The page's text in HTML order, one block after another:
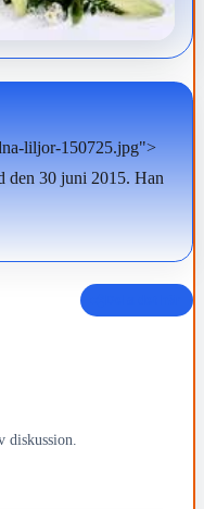
liljor-150725.jpg">
den 30 juni 2015. Han